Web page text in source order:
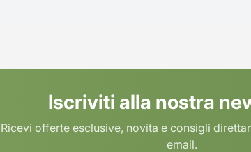
Iscriviti alla nostra
Ricevi offerte esclusive, novita e consigli
email.